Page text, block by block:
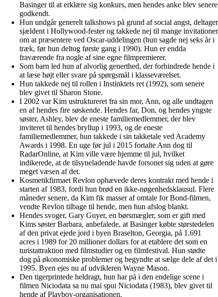
Basinger til at erklære sig konkurs, men hendes anke blev senere
godkendt.
Hun undgår generelt talkshows på grund af social angst, deltager
sjældent i Hollywood-fester og takkede nej til mange invitationer
om at præsentere ved Oscar-uddelingen (hun sagde nej seks år i
træk, før hun deltog første gang i 1990). Hun er endda
fraværende fra nogle af sine egne filmpremierer.
Som barn led hun af alvorlig generthed, der forhindrede hende i
at læse højt eller svare på spørgsmål i klasseværelset.
Hun takkede nej til rollen i Instinktets ret (1992), som senere
blev givet til Sharon Stone.
I 2002 var Kim ustruktureret fra sin mor, Ann, og alle undtagen
en af hendes fire søskende. Hendes far, Don, og hendes yngste
søster, Ashley, blev de eneste familiemedlemmer, der blev
inviteret til hendes bryllup i 1993, og de eneste
familiemedlemmer, hun takkede i sin takketale ved Academy
Awards i 1998. En uge før jul i 2015 fortalte Ann dog til
RadarOnline, at Kim ville være hjemme til jul, hvilket
indikerede, at de tilsyneladende havde forsonet sig uden at gøre
meget væsen af det.
Kosmetikfirmaet Revlon ophævede deres kontrakt med hende i
starten af 1983, fordi hun brød en ikke-nøgenhedsklausul. Flere
måneder senere, da Kim fik masser af omtale for Bond-filmen,
vendte Revlon tilbage til hende, men hun afslog blankt.
Hendes svoger, Gary Guyer, en børsmægler, som er gift med
Kims søster Barbara, anbefalede, at Basinger købte størstedelen
af den privat ejede jord i byen Braselton, Georgia, på 1.691
acres i 1989 for 20 millioner dollars for at etablere det som en
turistattraktion med filmstudier og en filmfestival. Hun stødte
dog på økonomiske problemer og begyndte at sælge dele af det i
1995. Byen ejes nu af udvikleren Wayne Mason.
Den tigerprintede heldragt, hun har på i den endelige scene i
filmen Niciodata sa nu mai spui Niciodata (1983), blev givet til
hende af Playboy-organisationen.